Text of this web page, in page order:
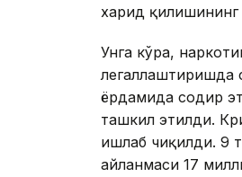
харид
Унга кўра,
легаллаштиришда
ёрдамида содир
ташкил этилди.
ишлаб чиқилди. 9
айланмаси 17